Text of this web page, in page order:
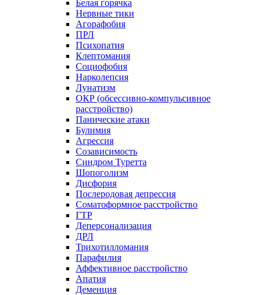
Белая горячка
Нервные тики
Агорафобия
ПРЛ
Психопатия
Клептомания
Социофобия
Нарколепсия
Лунатизм
ОКР (обсессивно-компульсивное
расстройство)
Панические атаки
Булимия
Агрессия
Созависимость
Синдром Туретта
Шопоголизм
Дисфория
Послеродовая депрессия
Соматоформное расстройство
ГТР
Деперсонализация
ДРЛ
Трихотилломания
Парафилия
Аффективное расстройство
Апатия
Деменция